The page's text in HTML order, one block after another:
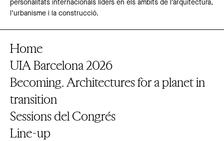
personalitats internacionals líders en els àmbits de l’arquitectura,
l’urbanisme i la construcció.
Home
UIA Barcelona 2026
Becoming. Architectures for a planet in
transition
Sessions del Congrés
Line-up